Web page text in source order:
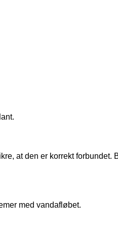
at den er korrekt forbundet.
med vandafløbet.